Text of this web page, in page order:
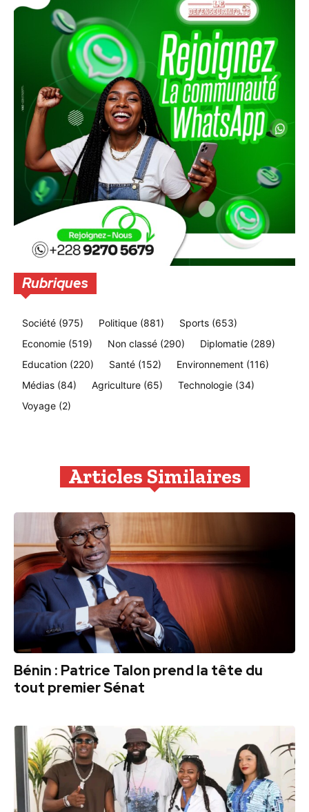
Rubriques
Société (975) Politique (881) Sports (653)
Economie (519) Non classé (290) Diplomatie (289)
Education (220) Santé (152) Environnement (116)
Médias (84) Agriculture (65) Technologie (34)
Voyage (2)
Articles Similaires
Bénin : Patrice Talon prend la tête du
tout premier Sénat